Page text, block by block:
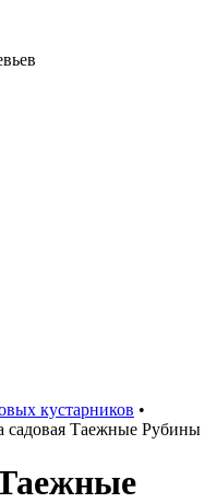
кустарников •
садовая Таежные Рубины